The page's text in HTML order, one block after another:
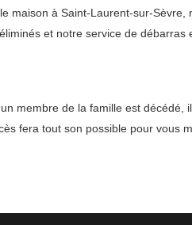
à Saint-Laurent-sur-Sèvre,
et notre service de
membre de la famille est décédé,
fera tout son possible pour vous